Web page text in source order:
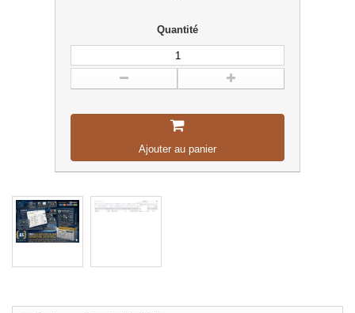
Quantité
Ajouter au panier